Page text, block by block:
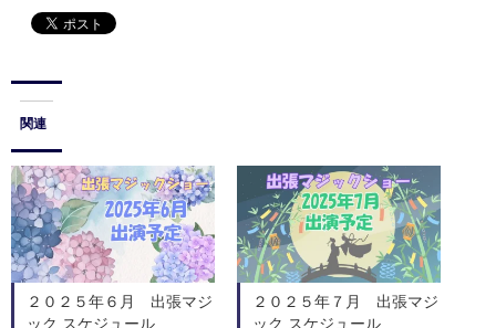
関連
２０２５年６月 出張マジ
ック スケジュール
２０２５年７月 出張マジ
ック スケジュール